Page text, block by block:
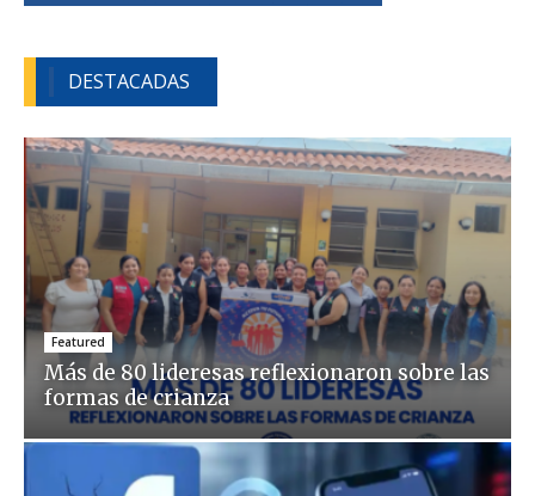
DESTACADAS
Featured
Más de 80 lideresas reflexionaron sobre las
formas de crianza